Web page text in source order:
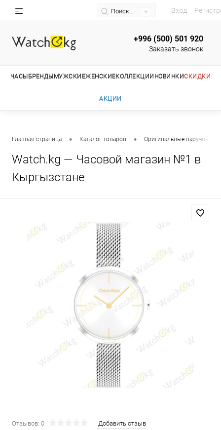
Вход
+996 (500) 501 920
Заказать звонок
ЧАСЫ БРЕНДЫ МУЖСКИЕЖЕНСКИЕКОЛЛЕКЦИИ НОВИНКИСКИДКИ
АКЦИИ
Главная страница • Каталог товаров • Оригинальные наручные
Watch.kg — Часовой магазин №1 в
Кыргызстане
Отзывов: 0 Добавить отзыв